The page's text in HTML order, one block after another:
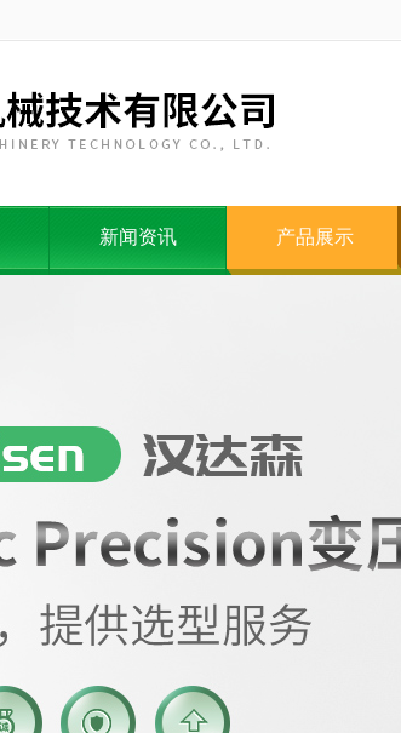
新闻资讯 产品展示